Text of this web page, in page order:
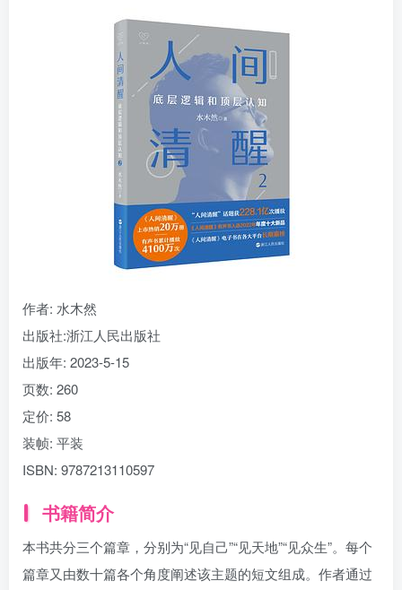
作者: 水木然
出版社:浙江人民出版社
出版年: 2023-5-15
页数: 260
定价: 58
装帧: 平装
ISBN: 9787213110597
书籍简介
本书共分三个篇章，分别为“见自己”“见天地”“见众生”。每个
篇章又由数十篇各个角度阐述该主题的短文组成。作者通过
登录
没有账号？立即注册
用户名/手机号/邮箱
登录密码
记住登录 找回密码|
登录
社交账号登录